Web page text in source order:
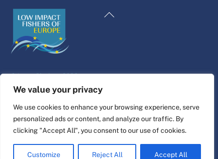
We value your privacy
We use cookies to enhance your browsing experience, serve
personalized ads or content, and analyze our traffic. By
clicking "Accept All", you consent to our use of cookies.
Customize Reject All Accept All
Terug
©Leven Platform2026
Website ontwerp & bouw dooralpha.coop
Connect
English
Croatian
French